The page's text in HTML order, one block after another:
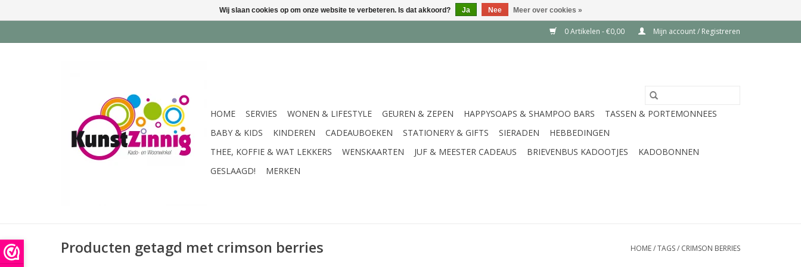
0 Artikelen - €0,00 Mijn account / Registreren
HOME SERVIES WONEN & LIFESTYLE GEUREN & ZEPEN HAPPYSOAPS & SHAMPOO BARS
TASSEN & PORTEMONNEES
BABY & KIDS
KINDEREN CADEAUBOEKEN STATIONERY & GIFTS SIERADEN
HEBBEDINGEN
THEE, KOFFIE & WAT LEKKERS
WENSKAARTEN JUF & MEESTER CADEAUS BRIEVENBUS KADOOTJES
KADOBONNEN
GESLAAGD!
MERKEN
Producten getagd met crimson berries HOME/TAGS/ CRIMSON BERRIES
Wij slaan cookies op om onze website te verbeteren. Is dat akkoord? Ja Nee Meer over cookies »